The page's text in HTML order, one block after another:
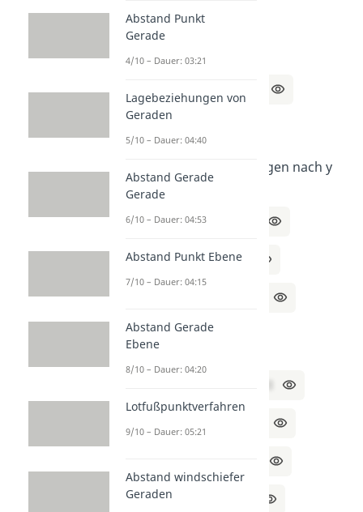
​
Lösung:
x = 23 / 7, y = 15 / 7
b)
Stelle beide Gleichungen nach y
um:
I: 5x – y + 3 = 8 | -3
⇔ 5x – y = 5 | -5x
⇔ y = 5x – 5
⇔ y = (13 – 2x) / 4
Abstand Punkt
Gerade
4/10 – Dauer: 03:21
Lagebeziehungen von
Geraden
5/10 – Dauer: 04:40
Abstand Gerade
Gerade
6/10 – Dauer: 04:53
Abstand Punkt Ebene
7/10 – Dauer: 04:15
Abstand Gerade
Ebene
8/10 – Dauer: 04:20
Lotfußpunktverfahren
9/10 – Dauer: 05:21
Abstand windschiefer
Geraden